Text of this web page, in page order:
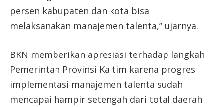
persen kabupaten dan kota bisa
melaksanakan manajemen talenta,” ujarnya.
BKN memberikan apresiasi terhadap langkah
Pemerintah Provinsi Kaltim karena progres
implementasi manajemen talenta sudah
mencapai hampir setengah dari total daerah